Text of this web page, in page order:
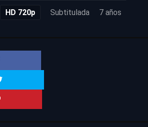
HD 720p Subtitulada 7 años